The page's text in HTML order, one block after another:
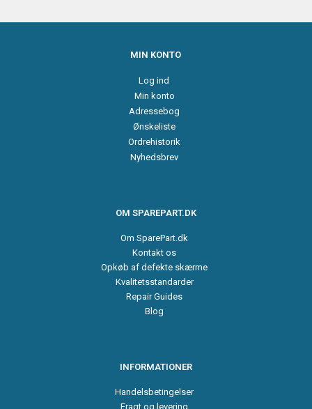
MIN KONTO
Log ind
Min konto
Adressebog
Ønskeliste
Ordrehistorik
Nyhedsbrev
OM SPAREPART.DK
Om SparePart.dk
Kontakt os
Opkøb af defekte skærme
Kvalitetsstandarder
Repair Guides
Blog
INFORMATIONER
Handelsbetingelser
Fragt og levering